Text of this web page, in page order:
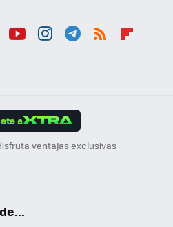
a
ventajas exclusivas